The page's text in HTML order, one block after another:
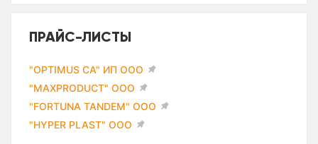
ПРАЙС-ЛИСТЫ
"OPTIMUS CA" ИП ООО
"MAXPRODUCT" ООО
"FORTUNA TANDEM" ООО
"HYPER PLAST" ООО